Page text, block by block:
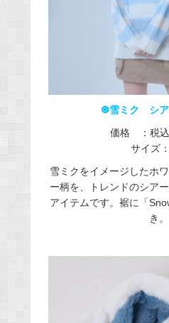
❆雪ミク シ
価格 ：税込
サイズ
雪ミクをイメージしたホ
ー柄を、トレンドのシア
アイテムです。裾に「
き。